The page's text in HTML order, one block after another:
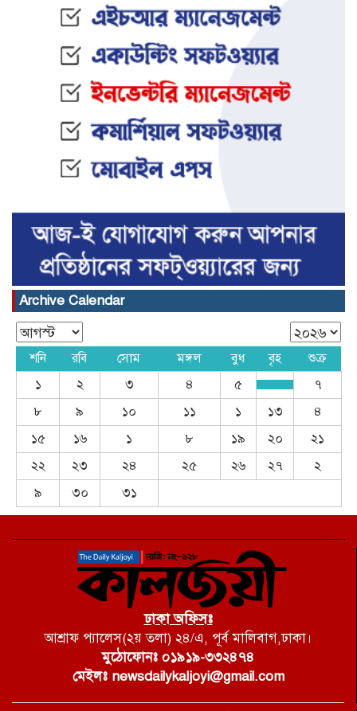
Archive Calendar
শনি রবি সোম মঙ্গল বুধ বৃহ
শুক্র
১
২ ৩ ৪ ৫
৭
৮
৯ ১০ ১১ ১ ১৩
৪
১৫
১৬ ১ ৮ ১৯ ২০
২১
২২
২৩ ২৪ ২৫ ২৬ ২৭
২
৯
৩০ ৩১
ঢাকা অফিসঃ
আশ্রাফ প্যালেস(২য় তলা) ২৪/এ, পূর্ব মালিবাগ,ঢাকা।
মুঠোফোনঃ ০১৯১৯-৩৩২৪৭৪
মেইলঃ newsdailykaljoyi@gmail.com